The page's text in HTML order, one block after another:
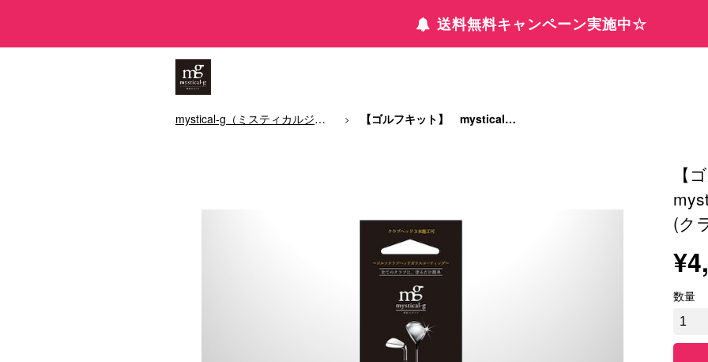
送料無料キャンペーン実施中☆
mystical-g（ミスティカルジー）/神秘のガラス（スマホガラスコーティング）トップ 【ゴルフキット】 mystical-g/神秘のガラス(クラブヘッド3本分)
【
(ク
数量